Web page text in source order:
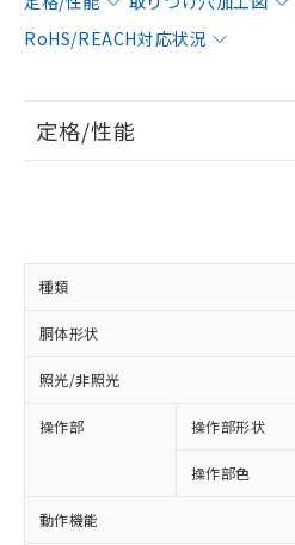
RoHS/REACH対応状況
定格/性能
種類
胴体形状
照光/非照光
操作部 操作部形状
操作部色
動作機能